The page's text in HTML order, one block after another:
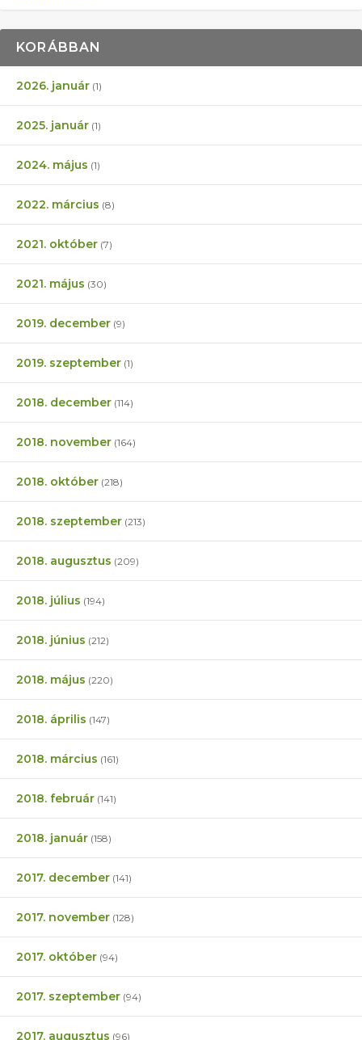
KORÁBBAN
2026. január (1)
2025. január (1)
2024. május (1)
2022. március (8)
2021. október (7)
2021. május (30)
2019. december (9)
2019. szeptember (1)
2018. december (114)
2018. november (164)
2018. október (218)
2018. szeptember (213)
2018. augusztus (209)
2018. július (194)
2018. június (212)
2018. május (220)
2018. április (147)
2018. március (161)
2018. február (141)
2018. január (158)
2017. december (141)
2017. november (128)
2017. október (94)
2017. szeptember (94)
2017. augusztus (96)